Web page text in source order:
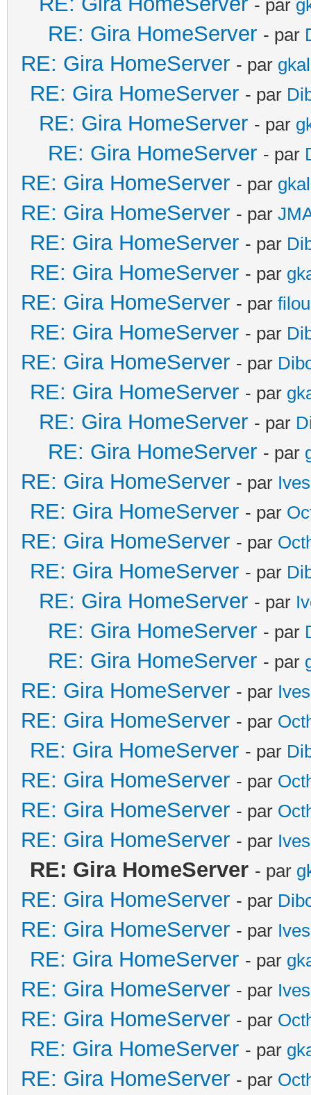
- par
RE: Gira HomeServer - par
RE: Gira HomeServer - par
RE: Gira HomeServer - par
RE: Gira HomeServer - par
RE: Gira HomeServer - par
RE: Gira HomeServer - par
RE: Gira HomeServer - par
RE: Gira HomeServer - par
RE: Gira HomeServer - par
RE: Gira HomeServer - par
RE: Gira HomeServer - par
RE: Gira HomeServer - par
RE: Gira HomeServer - par
RE: Gira HomeServer - par
RE: Gira HomeServer - par
RE: Gira HomeServer - par Ives
RE: Gira HomeServer - par
RE: Gira HomeServer - par
RE: Gira HomeServer - par
RE: Gira HomeServer - par
RE: Gira HomeServer - par
RE: Gira HomeServer - par
RE: Gira HomeServer - par Ives
RE: Gira HomeServer - par
RE: Gira HomeServer - par
RE: Gira HomeServer - par
RE: Gira HomeServer - par
RE: Gira HomeServer - par Ives
RE: Gira HomeServer - par
RE: Gira HomeServer - par
RE: Gira HomeServer - par Ives
RE: Gira HomeServer - par
RE: Gira HomeServer - par Ives
RE: Gira HomeServer - par
RE: Gira HomeServer - par
RE: Gira HomeServer - par